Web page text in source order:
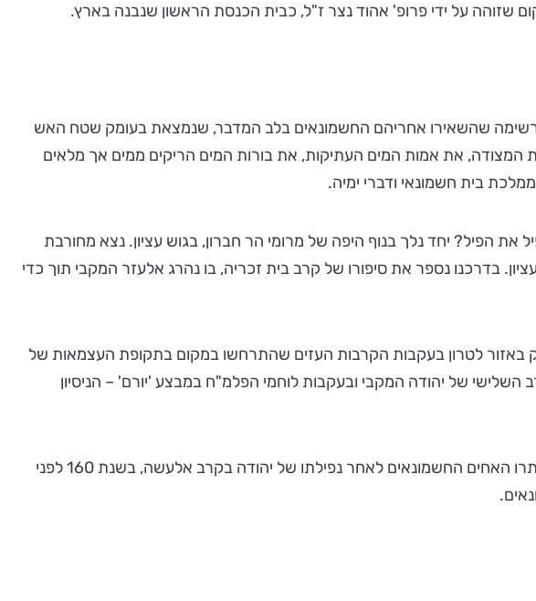
שזוהה על ידי פרופ' אהוד נצר ז"ל, כבית הכנסת הראשון שנבנה בארץ.
שהשאירו אחריהם החשמונאים בלב המדבר, שנמצאת בעומק שטח האש
המצודה, את אמות המים העתיקות, את בורות המים הריקים ממים אך מלאים
בית חשמונאי ודברי ימיה.
הפיל? יחד נלך בנוף היפה של מרומי הר חברון, בגוש עציון. נצא מחורבת
בדרכנו נספר את סיפורו של קרב בית זכריה, בו נהרג אלעזר המקבי תוך כדי
באזור לטרון בעקבות הקרבות העזים שהתרחשו במקום בתקופת העצמאות של
של יהודה המקבי ובעקבות לוחמי הפלמ"ח במבצע 'יורם' – הניסיון
ויש עוד טיול אחד שווה במדבר, שקיעה במסתור החשמונאי בבור אספר. זה טיול קצר אל בור אספר, בו הסתתרו האחים החשמונאים לאחר נפילתו של יהודה בקרב אלעשה, בשנת 160 לפני